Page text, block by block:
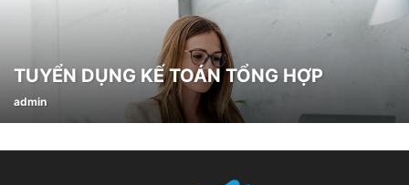
TUYỂN DỤNG KẾ TOÁN TỔNG HỢP
admin